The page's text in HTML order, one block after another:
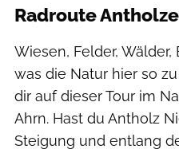
Radroute
Wiesen, Felder,
was die Natur hier so
dir auf dieser Tour im
Ahrn. Hast du Antholz
Steigung und entlang